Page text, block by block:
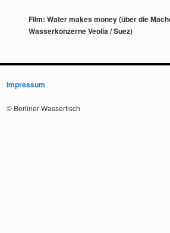
Film: Water makes money (über die
Wasserkonzerne Veolia / Suez)
Impressum
© Berliner Wassertisch